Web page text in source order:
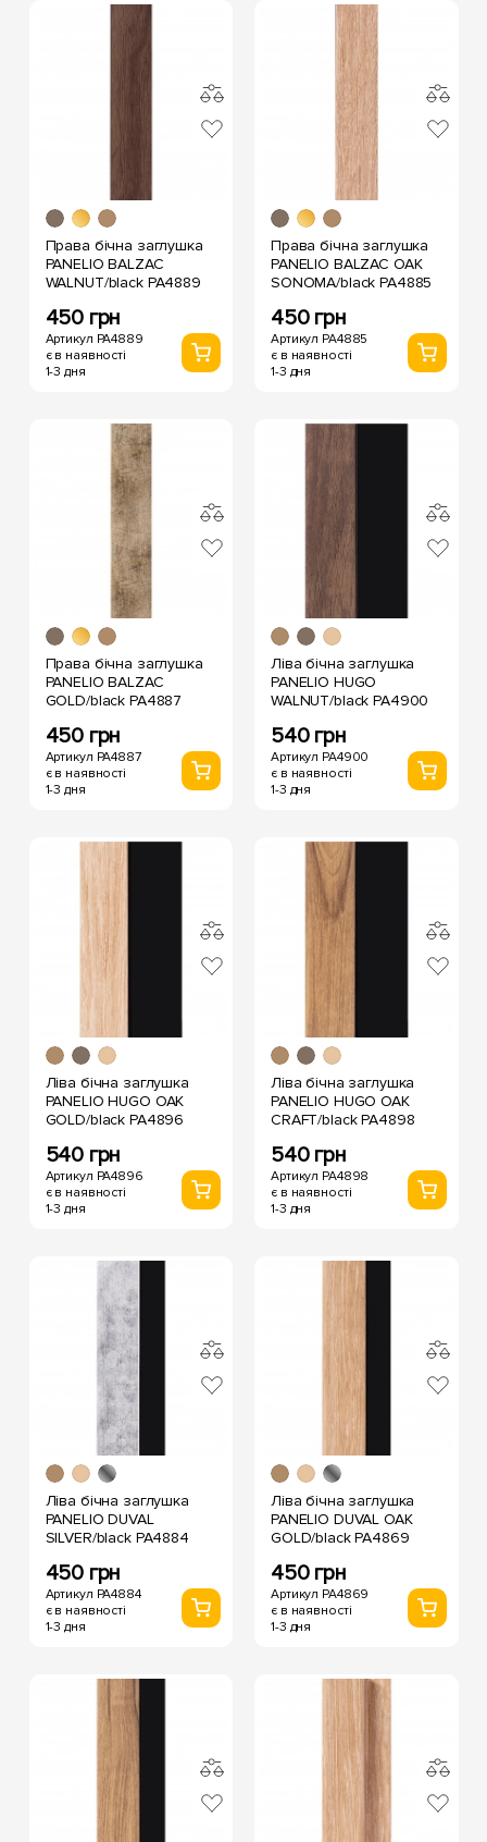
Права бічна заглушка
PANELIO BALZAC
WALNUT/black PA4889
450 грн
Артикул PA4889
є в наявності
1-3 дня
Права бічна заглушка
PANELIO BALZAC OAK
SONOMA/black PA4885
450 грн
Артикул PA4885
є в наявності
1-3 дня
Права бічна заглушка
PANELIO BALZAC
GOLD/black PA4887
450 грн
Артикул PA4887
є в наявності
1-3 дня
Ліва бічна заглушка
PANELIO HUGO
WALNUT/black PA4900
540 грн
Артикул PA4900
є в наявності
1-3 дня
Ліва бічна заглушка
PANELIO HUGO OAK
GOLD/black PA4896
540 грн
Артикул PA4896
є в наявності
1-3 дня
Ліва бічна заглушка
PANELIO HUGO OAK
CRAFT/black PA4898
540 грн
Артикул PA4898
є в наявності
1-3 дня
Ліва бічна заглушка
PANELIO DUVAL
SILVER/black PA4884
450 грн
Артикул PA4884
є в наявності
1-3 дня
Ліва бічна заглушка
PANELIO DUVAL OAK
GOLD/black PA4869
450 грн
Артикул PA4869
є в наявності
1-3 дня